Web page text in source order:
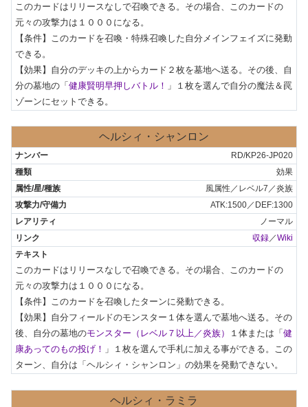
このカードはリリースなしで召喚できる。その場合、このカードの
元々の攻撃力は１０００になる。
【条件】このカードを召喚・特殊召喚した自分メインフェイズに発動
できる。
【効果】自分のデッキの上からカード２枚を墓地へ送る。その後、自
分の墓地の「 健康賢明早押しバトル！ 」１枚を選んで自分の魔法＆罠
ゾーンにセットできる。
ヘルシィ・シャンロン
RD/KP26-JP020
効果
風属性／レベル7／炎族
ATK:1500／DEF:1300
ノーマル
収録／Wiki
このカードはリリースなしで召喚できる。その場合、このカードの
元々の攻撃力は１０００になる。
【条件】このカードを召喚したターンに発動できる。
【効果】自分フィールドのモンスター１体を選んで墓地へ送る。その
後、自分の墓地のモンスター（レベル７以上／炎族） １体または「 健
康あってのもの投げ！ 」１枚を選んで手札に加える事ができる。この
ターン、自分は「ヘルシィ・シャンロン」の効果を発動できない。
ヘルシィ・ラミラ